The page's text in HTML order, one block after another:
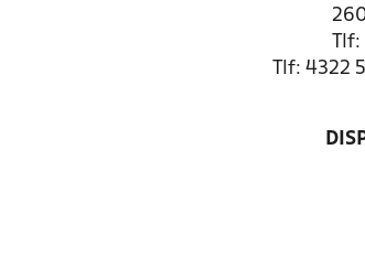
Tlf: 4322